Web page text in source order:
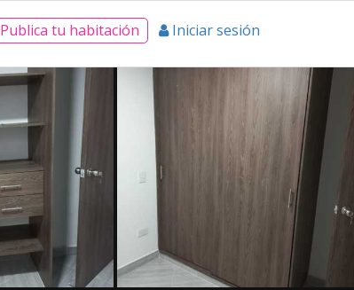
Publica tu habitación Iniciar sesión